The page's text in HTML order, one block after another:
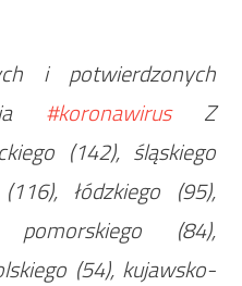
i potwierdzonych
#koronawirusZ
(142), śląskiego
łódzkiego (95),
pomorskiego (84),
(54), kujawsko-